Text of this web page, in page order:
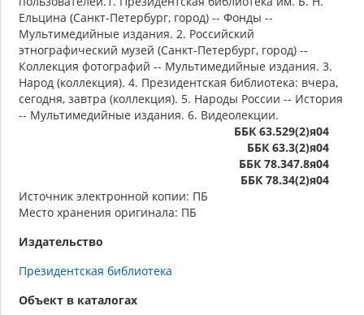
Ельцина (Санкт-Петербург, город) -- Фонды --
Мультимедийные издания. 2. Российский
этнографический музей (Санкт-Петербург, город) --
Коллекция фотографий -- Мультимедийные издания. 3.
Народ (коллекция). 4. Президентская библиотека: вчера,
сегодня, завтра (коллекция). 5. Народы России -- История
-- Мультимедийные издания. 6. Видеолекции.
ББК 63.529(2)я04
ББК 63.3(2)я04
ББК 78.347.8я04
ББК 78.34(2)я04
Источник электронной копии: ПБ
Место хранения оригинала: ПБ
Издательство
Президентская библиотека
Объект в каталогах